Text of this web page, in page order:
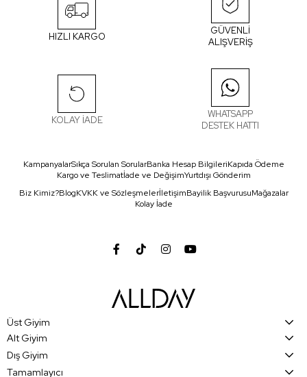
HIZLI KARGO
GÜVENLİ
ALIŞVERİŞ
KOLAY İADE
WHATSAPP
DESTEK HATTI
KampanyalarSıkça Sorulan SorularBanka Hesap BilgileriKapıda Ödeme
Kargo ve Teslimatİade ve DeğişimYurtdışı Gönderim
Biz Kimiz?BlogKVKK ve SözleşmelerİletişimBayilik BaşvurusuMağazalar
Kolay İade
Üst Giyim
Alt Giyim
Dış Giyim
Tamamlayıcı